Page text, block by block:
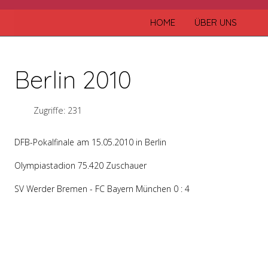
HOME ÜBER UNS
Berlin 2010
Zugriffe: 231
DFB-Pokalfinale am 15.05.2010 in Berlin
Olympiastadion 75.420 Zuschauer
SV Werder Bremen - FC Bayern München 0 : 4